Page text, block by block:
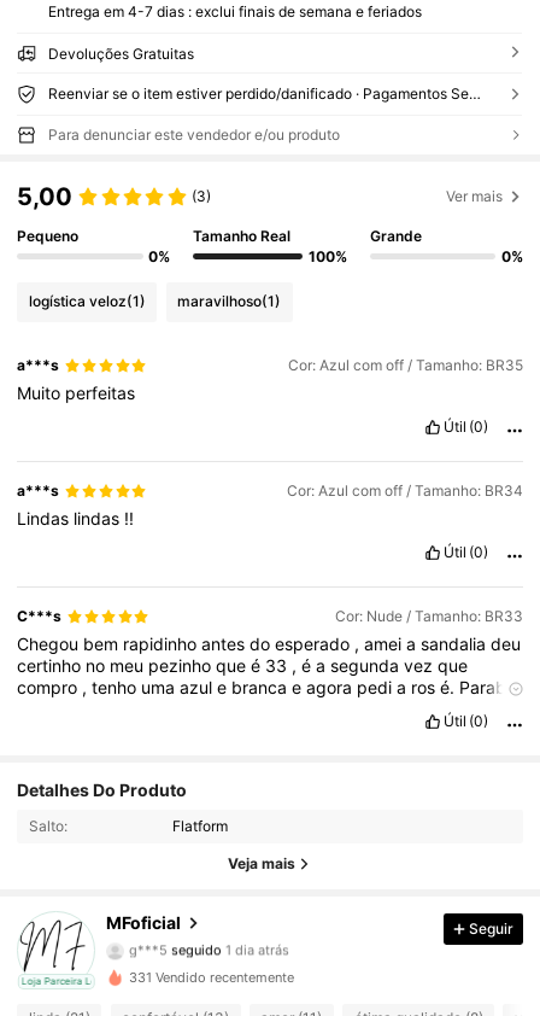
Entrega em 4-7 dias : exclui finais de semana e feriados
Devoluções Gratuitas
Reenviar se o item estiver perdido/danificado · Pagamentos Seguros · Proteção de privacidade
Para denunciar este vendedor e/ou produto
5,00 (3) Ver mais
Pequeno
0%
Tamanho Real
100%
Grande
0%
logística veloz(1) maravilhoso(1)
a***s Cor: Azul com off / Tamanho: BR35
Muito perfeitas
Útil (0)
a***s Cor: Azul com off / Tamanho: BR34
Lindas lindas !!
Útil (0)
C***s Cor: Nude / Tamanho: BR33
Chegou bem rapidinhoantesdoesperado ,ameiasandaliadeu
certinho no meu pezinhoqueé 33 ,éasegundavezque
compro ,tenho umaazule brancaeagora pedia rosé. Parabé
Útil (0)
Detalhes Do Produto
Salto: Flatform
Veja mais
Loja Parceira Local
MFoficial
4,78
188 Seguidores
4,78 188 Seguidores
Seguir
331 Vendido recentemente